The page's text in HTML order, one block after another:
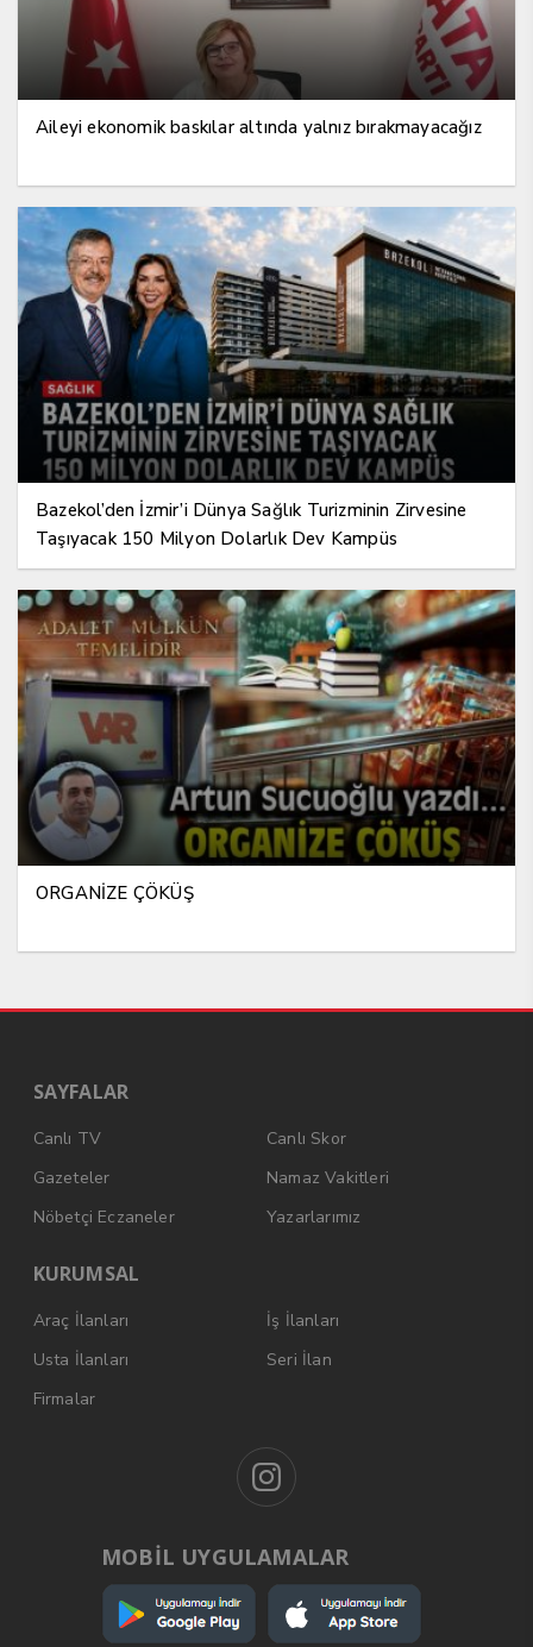
Aileyi ekonomik baskılar altında yalnız bırakmayacağız
Bazekol’den İzmir’i Dünya Sağlık Turizminin Zirvesine
Taşıyacak 150 Milyon Dolarlık Dev Kampüs
ORGANİZE ÇÖKÜŞ
SAYFALAR
Canlı TV
Canlı Skor
Gazeteler
Namaz Vakitleri
Nöbetçi Eczaneler
Yazarlarımız
KURUMSAL
Araç İlanları
İş İlanları
Usta İlanları
Seri İlan
Firmalar
MOBİL UYGULAMALAR